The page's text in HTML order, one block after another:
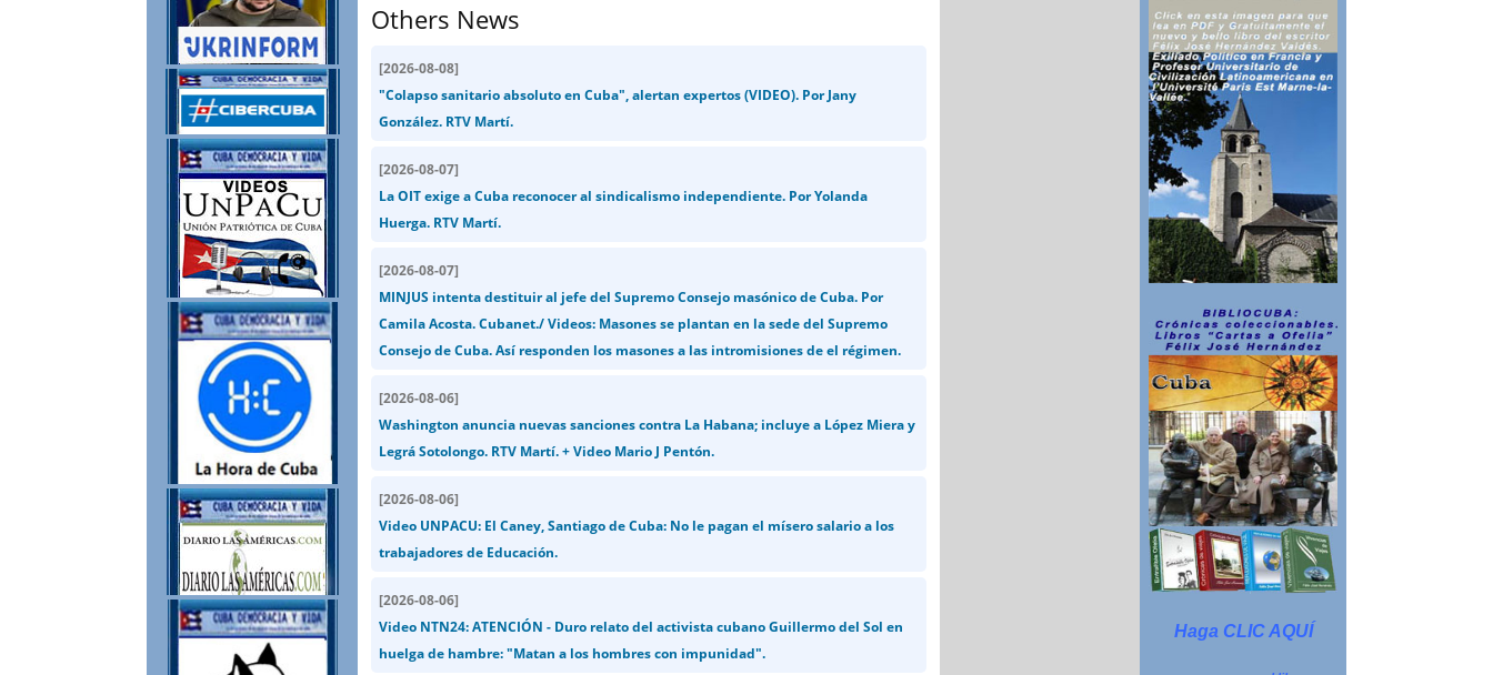
Others News
[2026-08-08]
"Colapso sanitario absoluto en Cuba", alertan expertos (VIDEO). Por Jany
González. RTV Martí.
[2026-08-07]
La OIT exige a Cuba reconocer al sindicalismo independiente. Por Yolanda
Huerga. RTV Martí.
[2026-08-07]
MINJUS intenta destituir al jefe del Supremo Consejo masónico de Cuba. Por
Camila Acosta. Cubanet./ Videos: Masones se plantan en la sede del Supremo
Consejo de Cuba. Así responden los masones a las intromisiones de el régimen.
[2026-08-06]
Washington anuncia nuevas sanciones contra La Habana; incluye a López Miera y
Legrá Sotolongo. RTV Martí. + Video Mario J Pentón.
[2026-08-06]
Video UNPACU: El Caney, Santiago de Cuba: No le pagan el mísero salario a los
trabajadores de Educación.
[2026-08-06]
Video NTN24: ATENCIÓN - Duro relato del activista cubano Guillermo del Sol en
huelga de hambre: "Matan a los hombres con impunidad".
Haga CLIC AQUÍ